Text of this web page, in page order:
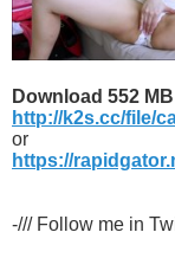
Download 552
http://k2s.cc/file/
or
https://
-/// Follow me in